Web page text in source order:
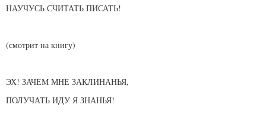
НАУЧУСЬ СЧИТАТЬ ПИСАТЬ!
(смотрит на книгу)
ЭХ! ЗАЧЕМ МНЕ ЗАКЛИНАНЬЯ,
ПОЛУЧАТЬ ИДУ Я ЗНАНЬЯ!